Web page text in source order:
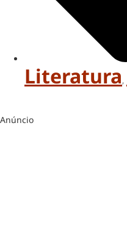
Literatura,
Anúncio